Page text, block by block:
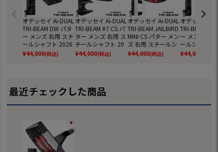
オデッセイ Ai-DUAL
TRI-BEAM DW パタ
ー メンズ 右用 スチ
ールシャフト 2026
年モデル ODYSSEY
日本正規品 日本モ
¥44,000(税込)
オデッセイ Ai-DUAL
TRI-BEAM #7 CS パ
ター メンズ 右用 ス
チールシャフト 20
26年モデル ODYSS
EY 日本正規品 日本
¥44,000(税込)
オデッセイ Ai-DUAL
TRI-BEAM JAILBIRD
MINI CS パター メン
ズ 右用 スチールシ
ャフト 2026年モデ
ル ODYSSEY 日本正
¥44,000(税込)
オデッセイ
TRI-BEAM #1
ー メンズ 右
ールシャフト
年モデル
日本正規品
¥44,000
最近チェックした商品